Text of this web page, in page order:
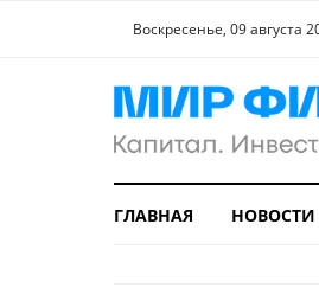
Воскресенье, 09 августа
ГЛАВНАЯ НОВОСТИ